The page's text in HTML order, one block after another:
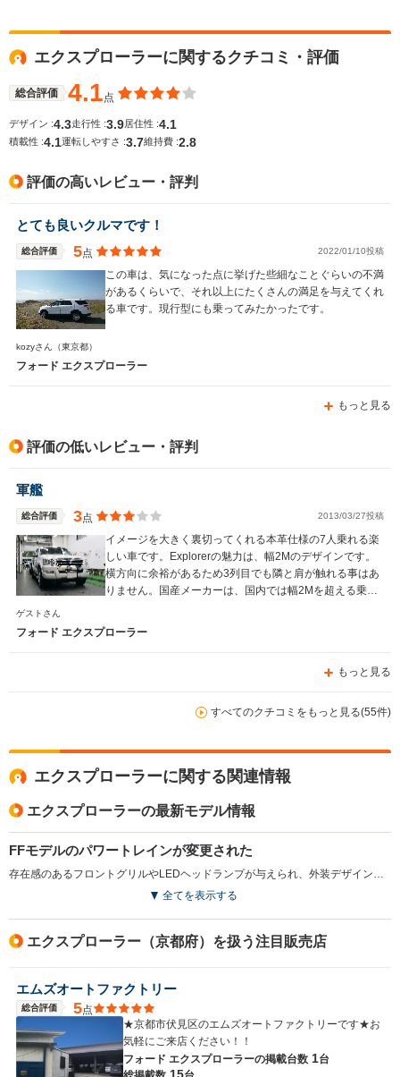
WLTCモード
燃費
エクスプローラーに関するクチコミ・評価
総合評価 4.1点
デザイン :4.3走行性 :3.9 居住性 :4.1
積載性 :4.1運転しやすさ :3.7維持費 :2.8
評価の高いレビュー・評判
とても良いクルマです！
総合評価 5点 2022/01/10投稿
この車は、気になった点に挙げた些細なことぐらいの不満
があるくらいで、それ以上にたくさんの満足を与えてくれ
る車です。現行型にも乗ってみたかったです。
kozyさん （東京都）
フォード エクスプローラー
もっと見る
評価の低いレビュー・評判
軍艦
総合評価 3点 2013/03/27投稿
イメージを大きく裏切ってくれる本革仕様の7人乗れる楽
しい車です。Explorerの魅力は、幅2Mのデザインです。
横方向に余裕があるため3列目でも隣と肩が触れる事はあ
りません。国産メーカーは、国内では幅2Mを超える乗用
ゲストさん
フォード エクスプローラー
もっと見る
すべてのクチコミをもっと見る(55件)
エクスプローラーに関する関連情報
エクスプローラーの最新モデル情報
FFモデルのパワートレインが変更された
全てを表示する
エクスプローラー（京都府）を扱う注目販売店
エムズオートファクトリー
総合評価 5点
★京都市伏見区のエムズオートファクトリーです★お
気軽にご来店ください！！
フォード エクスプローラーの掲載台数 1台
15